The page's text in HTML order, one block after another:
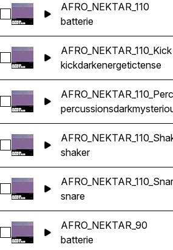
Sélectionnez AFRO_NEKTAR_110
AFRO_NEKTAR_110
batterie
Sélectionnez AFRO_NEKTAR_110_Kick
AFRO_NEKTAR_110_Kick
kickdarkenergetictense
Sélectionnez AFRO_NEKTAR_110_Perc 1
percussionsdark
Sélectionnez
shaker
Sélectionnez AFRO_NEKTAR_110_Snare
snare
Sélectionnez AFRO_NEKTAR_90
AFRO_NEKTAR_90
batterie